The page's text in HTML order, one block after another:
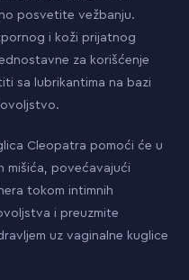
posvetite vežbanju.
i koži prijatnog
za korišćenje
sa lubrikantima na bazi
Cleopatra pomoći će u
mišića, povećavajući
tokom intimnih
i preuzmite
uz vaginalne kuglice